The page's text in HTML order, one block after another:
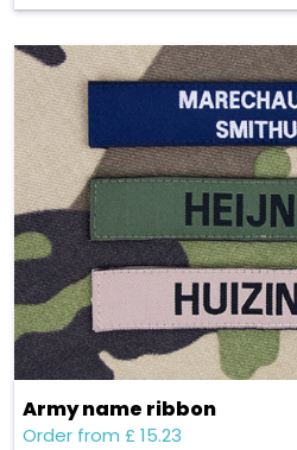
Army name ribbon
Order from £ 15.23